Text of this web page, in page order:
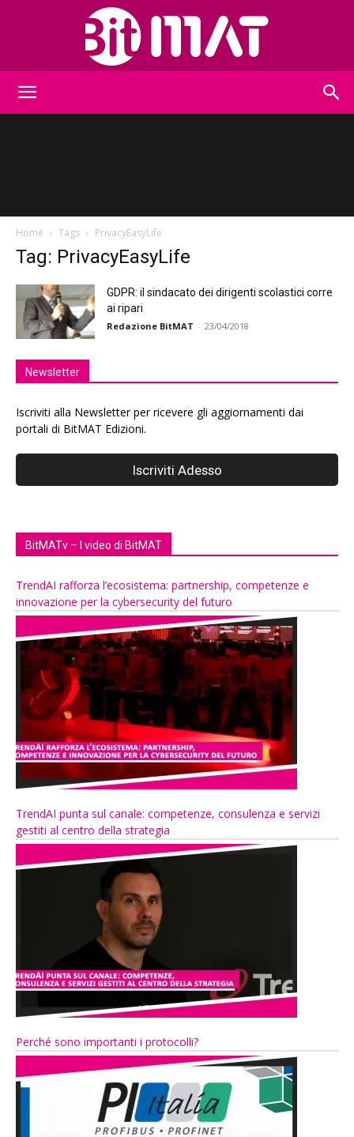
Home Tags PrivacyEasyLife
Tag: PrivacyEasyLife
GDPR: il sindacato dei dirigenti scolastici corre
ai ripari
Redazione BitMAT - 23/04/2018
Newsletter
Iscriviti alla Newsletter per ricevere gli aggiornamenti dai
portali di BitMAT Edizioni.
BitMATv – I video di BitMAT
TrendAI rafforza l’ecosistema: partnership, competenze e
innovazione per la cybersecurity del futuro
TrendAI punta sul canale: competenze, consulenza e servizi
gestiti al centro della strategia
Perché sono importanti i protocolli?